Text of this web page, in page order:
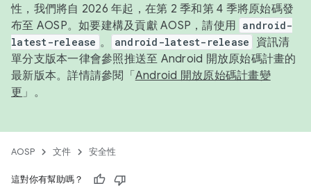
性，我們將自 2026 年起，在第 2 季和第 4 季將原始碼發
布至 AOSP。如要建構及貢獻 AOSP，請使用 android-
latest-release 。 android-latest-release
資訊清
單分支版本一律會參照推送至 Android 開放原始碼計畫的
最新版本。詳情請參閱「 Android 開放原始碼計畫變
更 」。
AOSP 文件 安全性
這對你有幫助嗎？